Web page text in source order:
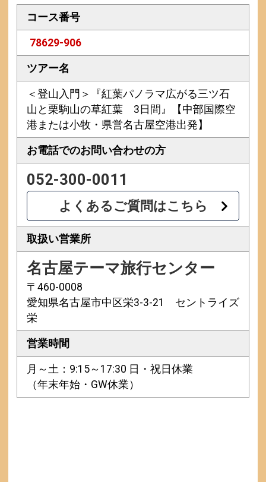
コース番号
78629-906
ツアー名
＜登山入門＞『紅葉パノラマ広がる三ツ石
山と栗駒山の草紅葉 3日間』【中部国際空
港または小牧・県営名古屋空港出発】
お電話でのお問い合わせの方
052-300-0011
よくあるご質問はこちら
取扱い営業所
名古屋テーマ旅行センター
〒460-0008
愛知県名古屋市中区栄3-3-21 セントライズ
栄
営業時間
月～土：9:15～17:30 日・祝日休業
（年末年始・GW休業）